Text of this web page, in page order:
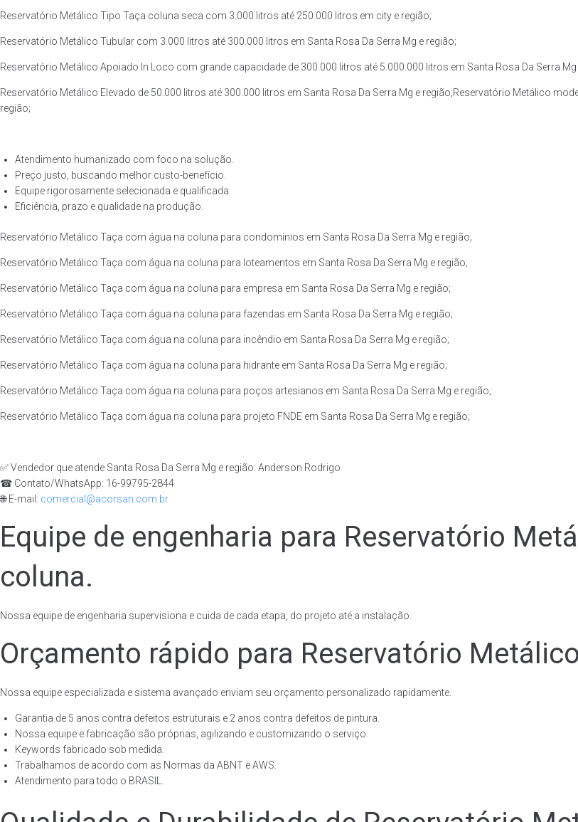
Reservatório Metálico Tipo Taça coluna seca com 3.000 litros até 250.000 litros em city e região;
Reservatório Metálico Tubular com 3.000 litros até 300.000 litros em Santa Rosa Da Serra Mg e região;
Reservatório Metálico Apoiado In Loco com grande capacidade de 300.000 litros até 5.000.000 litros em Santa Rosa Da Serra Mg
Reservatório Metálico Elevado de 50.000 litros até 300.000 litros em Santa Rosa Da Serra Mg e região;Reservatório Metálico
região;
Atendimento humanizado com foco na solução.
Preço justo, buscando melhor custo-benefício.
Equipe rigorosamente selecionada e qualificada.
Eficiência, prazo e qualidade na produção.
Reservatório Metálico Taça com água na coluna para condomínios em Santa Rosa Da Serra Mg e região;
Reservatório Metálico Taça com água na coluna para loteamentos em Santa Rosa Da Serra Mg e região;
Reservatório Metálico Taça com água na coluna para empresa em Santa Rosa Da Serra Mg e região;
Reservatório Metálico Taça com água na coluna para fazendas em Santa Rosa Da Serra Mg e região;
Reservatório Metálico Taça com água na coluna para incêndio em Santa Rosa Da Serra Mg e região;
Reservatório Metálico Taça com água na coluna para hidrante em Santa Rosa Da Serra Mg e região;
Reservatório Metálico Taça com água na coluna para poços artesianos em Santa Rosa Da Serra Mg e região;
Reservatório Metálico Taça com água na coluna para projeto FNDE em Santa Rosa Da Serra Mg e região;
✅ Vendedor que atende Santa Rosa Da Serra Mg e região: Anderson Rodrigo
☎ Contato/WhatsApp: 16-99795-2844
🌐 E-mail: comercial@acorsan.com.br
Equipe de engenharia para Reservatório
coluna.
Nossa equipe de engenharia supervisiona e cuida de cada etapa, do projeto até a instalação.
Orçamento rápido para Reservatório
Nossa equipe especializada e sistema avançado enviam seu orçamento personalizado rapidamente.
Garantia de 5 anos contra defeitos estruturais e 2 anos contra defeitos de pintura.
Nossa equipe e fabricação são próprias, agilizando e customizando o serviço.
Keywords fabricado sob medida.
Trabalhamos de acordo com as Normas da ABNT e AWS.
Atendimento para todo o BRASIL.